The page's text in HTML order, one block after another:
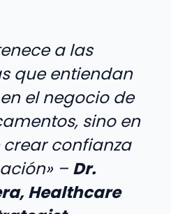
a las
que entiendan
el negocio de
sino en
confianza
– Dr.
Healthcare